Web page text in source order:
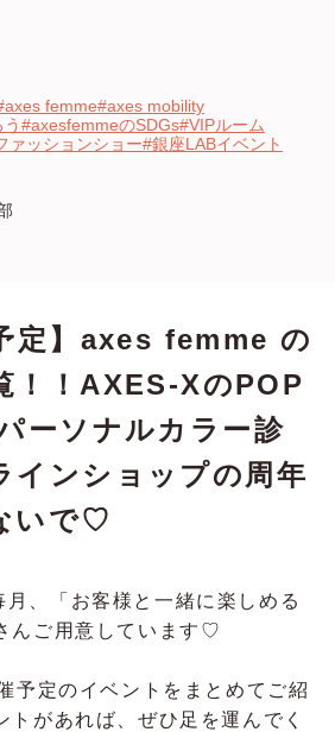
femme#axes mobility
#axesfemmeのSDGs#VIPルーム
ァッションショー#銀座LABイベント
定】axes femme の
！！AXES-XのPOP
ーソナルカラー診
インショップの周年
いで♡
、「お客様と一緒に楽しめる
んご用意しています♡
予定のイベントをまとめてご紹
トがあれば、ぜひ足を運んでく